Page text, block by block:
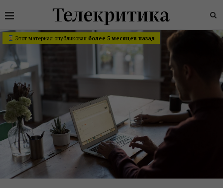
Этот материал опубликован более 5 месяцев назад